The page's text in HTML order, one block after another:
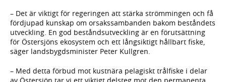
– Det är viktigt för regeringen att stärka strömmingen och få
fördjupad kunskap om orsakssambanden bakom beståndets
utveckling. En god beståndsutveckling är en förutsättning
för Östersjöns ekosystem och ett långsiktigt hållbart fiske,
säger landsbygdsminister Peter Kullgren.
– Med detta förbud mot kustnära pelagiskt trålfiske i delar